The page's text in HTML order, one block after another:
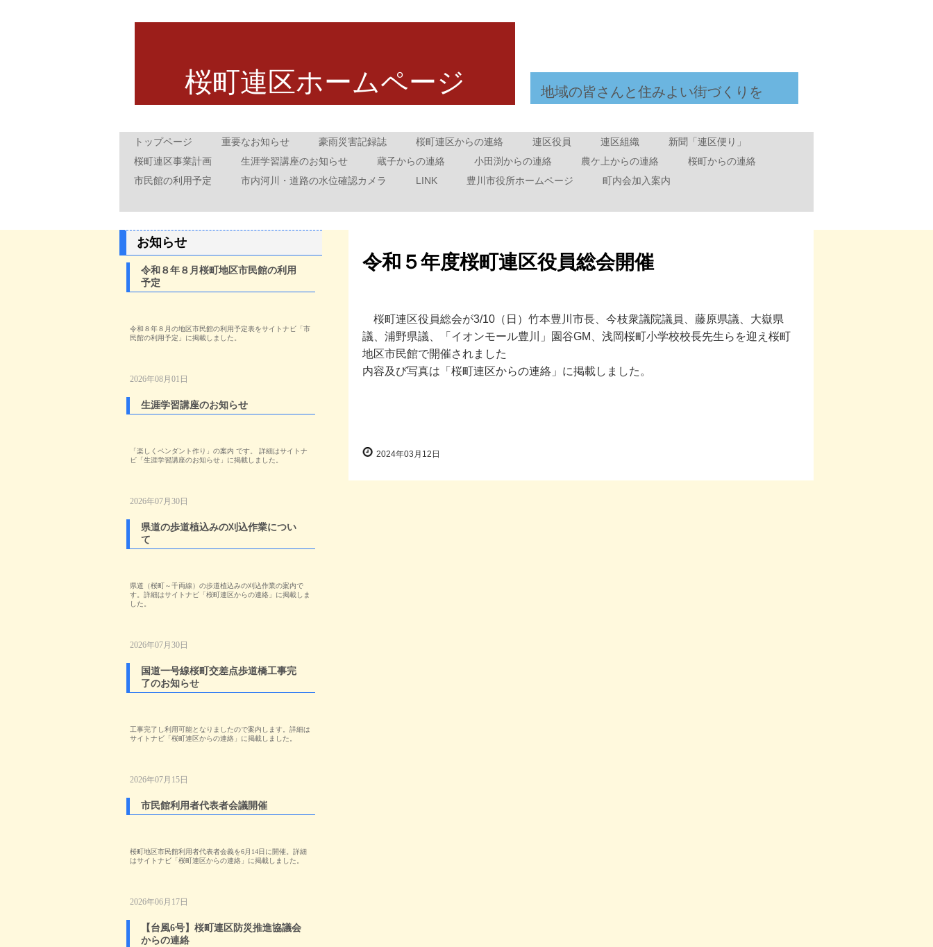
桜町連区ホームページ 地域の皆さんと住みよい街づくりを
トップページ 重要なお知らせ 豪雨災害記録誌 桜町連区からの連絡 連区役員 連区組織
新聞「連区便り」
桜町連区事業計画
生涯学習講座のお知らせ 蔵子からの連絡 小田渕からの連絡 農ケ上からの連絡
桜町からの連絡
市民館の利用予定
市内河川・道路の水位確認カメラ LINK 豊川市役所ホームページ 町内会加入案内
令和５年度桜町連区役員総会開催
桜町連区役員総会が3/10（日）竹本豊川市長、今枝衆議院議員、藤原県議、大嶽県
議、浦野県議、「イオンモール豊川」園谷GM、浅岡桜町小学校校長先生らを迎え桜町
地区市民館で開催されました
内容及び写真は「桜町連区からの連絡」に掲載しました。
2024年03月12日
お知らせ
令和８年８月桜町地区市民館の利用
予定
令和８年８月の地区市民館の利用予定表をサイトナビ「市
民館の利用予定」に掲載しました。
2026年08月01日
生涯学習講座のお知らせ
「楽しくペンダント作り」の案内 です。 詳細はサイトナ
ビ「生涯学習講座のお知らせ」に掲載しました。
2026年07月30日
県道の歩道植込みの刈込作業につい
て
県道（桜町～千両線）の歩道植込みの刈込作業の案内で
す。詳細はサイトナビ「桜町連区からの連絡」に掲載しま
した。
2026年07月30日
国道一号線桜町交差点歩道橋工事完
了のお知らせ
工事完了し利用可能となりましたので案内します。詳細は
サイトナビ「桜町連区からの連絡」に掲載しました。
2026年07月15日
市民館利用者代表者会議開催
桜町地区市民館利用者代表者会義を6月14日に開催。詳細
はサイトナビ「桜町連区からの連絡」に掲載しました。
2026年06月17日
【台風6号】桜町連区防災推進協議会
からの連絡